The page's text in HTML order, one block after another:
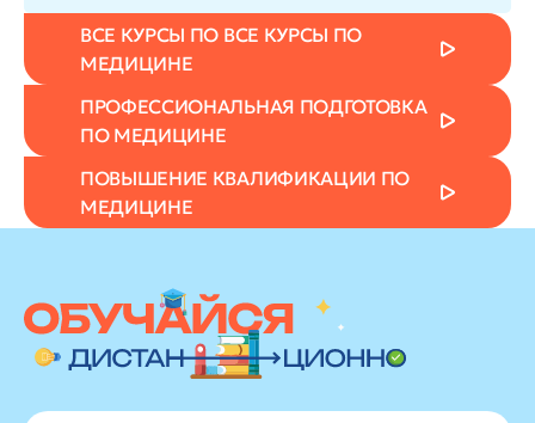
ВСЕ КУРСЫ ПО ВСЕ КУРСЫ ПО
МЕДИЦИНЕ
ПРОФЕССИОНАЛЬНАЯ ПОДГОТОВКА
ПО МЕДИЦИНЕ
ПОВЫШЕНИЕ КВАЛИФИКАЦИИ ПО
МЕДИЦИНЕ